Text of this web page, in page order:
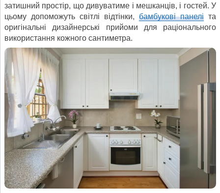
затишний простір, що дивуватиме і мешканців, і гостей. У
цьому допоможуть світлі відтінки, бамбукові панелі та
оригінальні дизайнерські прийоми для раціонального
використання кожного сантиметра.